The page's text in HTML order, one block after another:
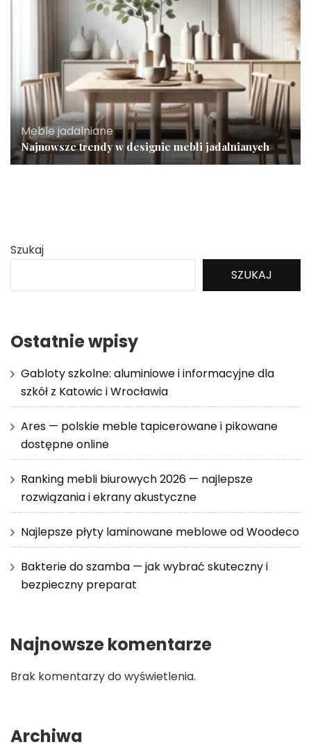
Meble jadalniane
Najnowsze trendy w designie mebli jadalnianych
Szukaj
SZUKAJ
Ostatnie wpisy
Gabloty szkolne: aluminiowe i informacyjne dla
szkół z Katowic i Wrocławia
Ares — polskie meble tapicerowane i pikowane
dostępne online
Ranking mebli biurowych 2026 — najlepsze
rozwiązania i ekrany akustyczne
Najlepsze płyty laminowane meblowe od Woodeco
Bakterie do szamba — jak wybrać skuteczny i
bezpieczny preparat
Najnowsze komentarze
Brak komentarzy do wyświetlenia.
Archiwa